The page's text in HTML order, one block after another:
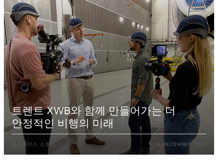
트렌트 XWB와 함께 만들어가는 더
안정적인 비행의 미래
롤스롤이스 스토리 18 DECEMBER 2025